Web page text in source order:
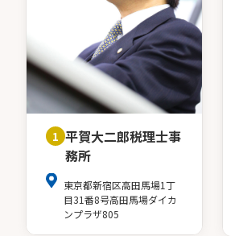
1 平賀大二郎税理士事
務所
東京都新宿区高田馬場1丁
目31番8号高田馬場ダイカ
ンプラザ805